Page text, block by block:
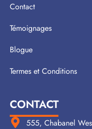
Contact
Témoignages
Blogue
Termes et Conditions
CONTACT
555, Chabanel